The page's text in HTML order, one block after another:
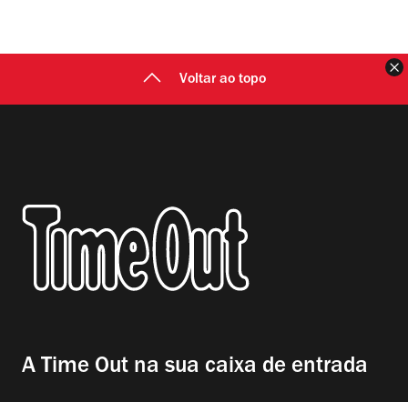
Voltar ao topo
A Time Out na sua caixa de entrada